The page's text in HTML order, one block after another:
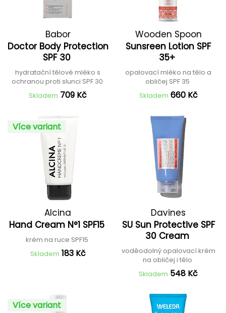
Babor
Doctor Body Protection
SPF 30
hydratační tělové mléko s
ochranou proti slunci SPF 30
Skladem 709 Kč
Wooden Spoon
Sunsreen Lotion SPF
35+
opalovací mléko na tělo a
obličej SPF 35
Skladem 660 Kč
Více variant
Alcina
Hand Cream N°1 SPF15
krém na ruce SPF15
Skladem 183 Kč
Davines
SU Sun Protective SPF
30 Cream
voděodolný opalovací krém
na obličej i tělo
Skladem 548 Kč
Více variant